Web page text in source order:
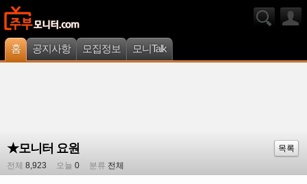
홈 공지사항 모집정보 모니Talk
★모니터 요원
목록
전체 8,923 오늘 0 분류 전체